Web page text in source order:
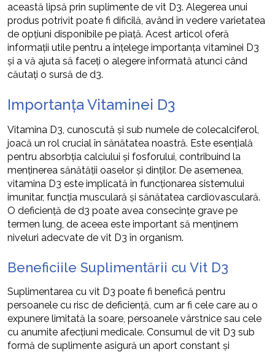
această lipsă prin suplimente de vit D3. Alegerea unui
produs potrivit poate fi dificilă, având în vedere varietatea
de opțiuni disponibile pe piață. Acest articol oferă
informații utile pentru a înțelege importanța vitaminei D3
și a vă ajuta să faceți o alegere informată atunci când
căutați o sursă de d3.
Importanța Vitaminei D3
Vitamina D3, cunoscută și sub numele de colecalciferol,
joacă un rol crucial în sănătatea noastră. Este esențială
pentru absorbția calciului și fosforului, contribuind la
menținerea sănătății oaselor și dinților. De asemenea,
vitamina D3 este implicată în funcționarea sistemului
imunitar, funcția musculară și sănătatea cardiovasculară.
O deficiență de d3 poate avea consecințe grave pe
termen lung, de aceea este important să menținem
niveluri adecvate de vit D3 în organism.
Beneficiile Suplimentării cu Vit D3
Suplimentarea cu vit D3 poate fi benefică pentru
persoanele cu risc de deficiență, cum ar fi cele care au o
expunere limitată la soare, persoanele vârstnice sau cele
cu anumite afecțiuni medicale. Consumul de vit D3 sub
formă de suplimente asigură un aport constant și